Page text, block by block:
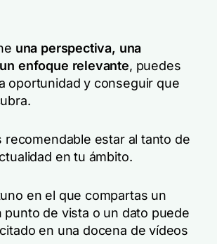
una perspectiva, una
enfoque relevante, puedes
oportunidad y conseguir que
recomendable estar al tanto de
en tu ámbito.
en el que compartas un
punto de vista o un dato puede
en una docena de vídeos